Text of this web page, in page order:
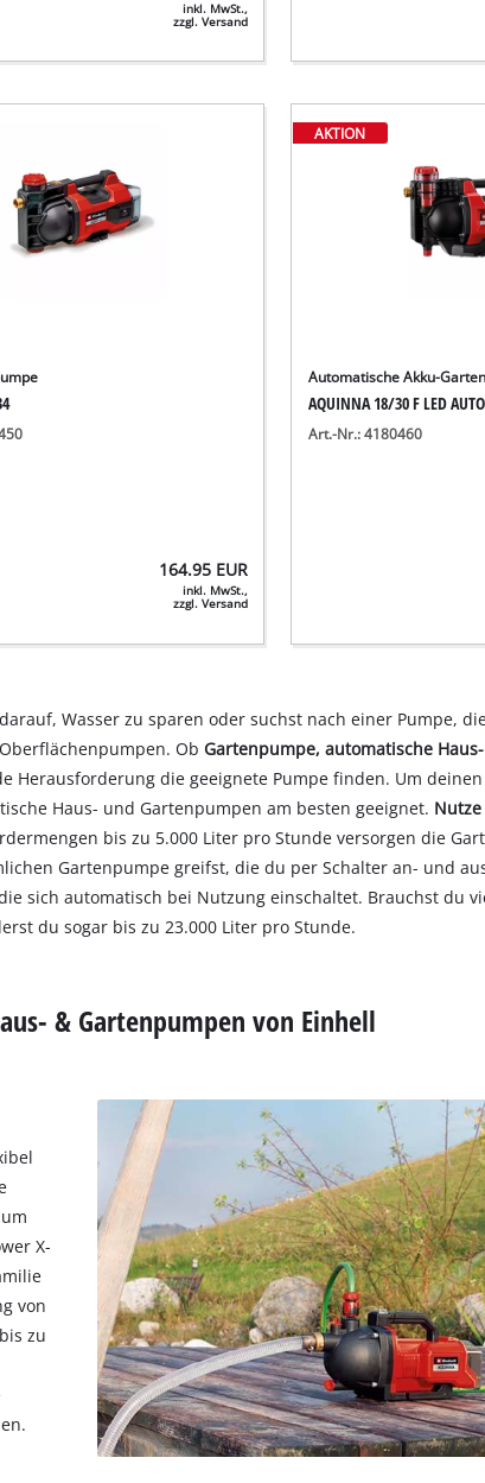
inkl. MwSt.,
zzgl. Versand
164.95 EUR
inkl. MwSt.,
zzgl. Versand
AKTION
Automatische Akku-
AQUINNA 18/30 F LED
Art.-Nr.: 4180460
Wasser zu sparen oder suchst nach einer Pumpe,
ObGartenpumpe, automatische
die geeignete Pumpe finden. Um
Haus- und Gartenpumpen am besten geeignet.
bis zu 5.000 Liter pro Stunde versorgen die
Gartenpumpe greifst, die du per Schalter an- und
sich automatisch bei Nutzung einschaltet. Brauchst du
du sogar bis zu 23.000 Liter pro Stunde.
& Gartenpumpen von Einhell
X-
von
zu